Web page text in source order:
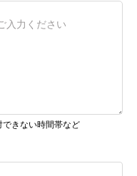
きない時間帯など